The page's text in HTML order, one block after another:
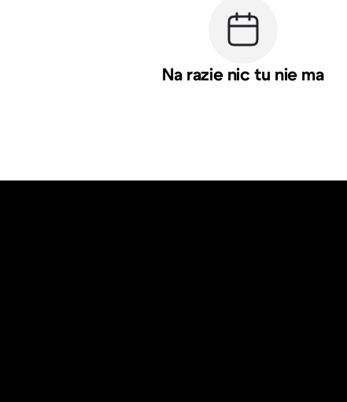
Na razie nic tu nie ma